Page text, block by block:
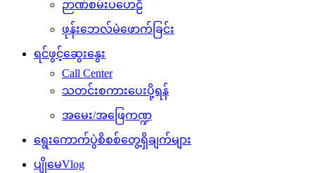
ဉာဏ်စမ်းပဟေဠိ
ဖုန်းဘေလ်မဲဖောက်ခြင်း
ရင်ဖွင့်ဆွေးနွေး
Call Center
သတင်းစကားပေးပို့ရန်
အမေး/အဖြေကဏ္ဍ
ရွေးကောက်ပွဲစိစစ်တွေ့ရှိချက်များ
ပျိုမေVlog